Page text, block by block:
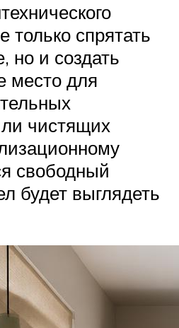
спрятать
но и создать
место для
чистящих
свободный
будет выглядеть